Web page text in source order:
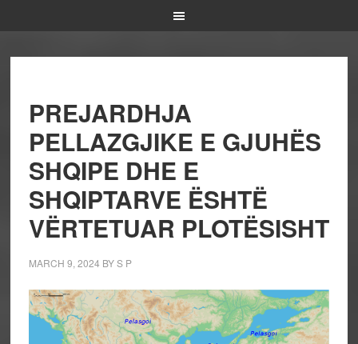
PREJARDHJA
PELLAZGJIKE E GJUHËS
SHQIPE DHE E
SHQIPTARVE ËSHTË
VËRTETUAR PLOTËSISHT
MARCH 9, 2024 BYS P